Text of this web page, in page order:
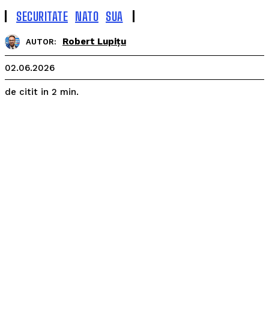
SECURITATE NATO SUA
AUTOR: Robert Lupițu
02.06.2026
de citit in 2 min.